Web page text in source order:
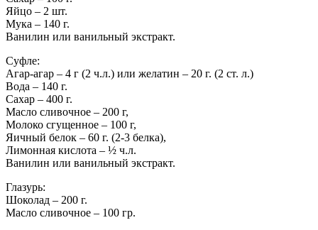
Яйцо – 2 шт.
Мука – 140 г.
Ванилин или ванильный экстракт.
Суфле:
Агар-агар – 4 г (2 ч.л.) или желатин – 20 г. (2 ст. л.)
Вода – 140 г.
Сахар – 400 г.
Масло сливочное – 200 г,
Молоко сгущенное – 100 г,
Яичный белок – 60 г. (2-3 белка),
Лимонная кислота – ½ ч.л.
Ванилин или ванильный экстракт.
Глазурь:
Шоколад – 200 г.
Масло сливочное – 100 гр.